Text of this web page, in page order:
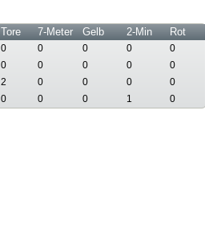
Tore 7-Meter Gelb 2-Min Rot
0 0 0 0
0
0 0 0 0
0
2 0 0 0
0
0 0 0 1 0